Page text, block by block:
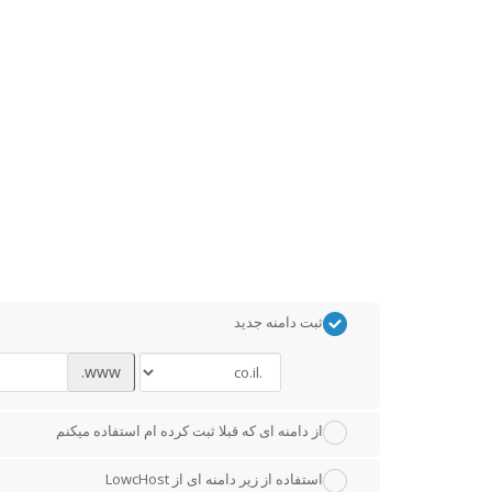
ثبت دامنه جدید
www.
از دامنه ای که قبلا ثبت کرده ام استفاده میکنم
استفاده از زیر دامنه ای از LowcHost